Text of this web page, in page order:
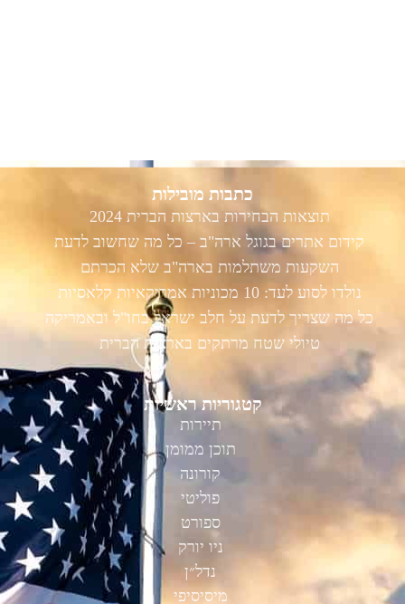
כתבות מובילות
תוצאות הבחירות בארצות הברית 2024
קידום אתרים בגוגל ארה"ב – כל מה שחשוב לדעת
השקעות משתלמות בארה"ב שלא הכרתם
נולדו לסוע לעד: 10 מכוניות אמריקאיות קלאסיות
כל מה שצריך לדעת על חלב ישראל בחו"ל ובאמריקה
טיולי שטח מרתקים בארצות הברית
קטגוריות ראשיות
תיירות
תוכן ממומן
קורונה
פוליטי
ספורט
ניו יורק
נדל״ן
מיסיסיפי